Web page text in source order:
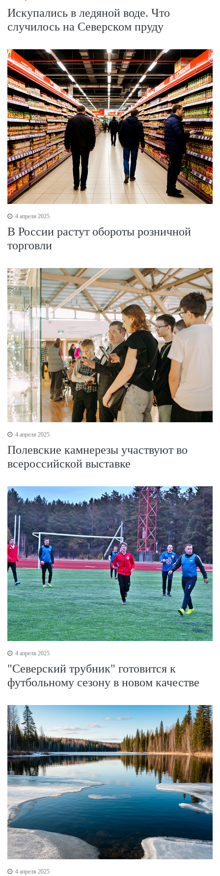
Искупались в ледяной воде. Что
случилось на Северском пруду
4 апреля 2025
В России растут обороты розничной
торговли
4 апреля 2025
Полевские камнерезы участвуют во
всероссийской выставке
4 апреля 2025
"Северский трубник" готовится к
футбольному сезону в новом качестве
4 апреля 2025